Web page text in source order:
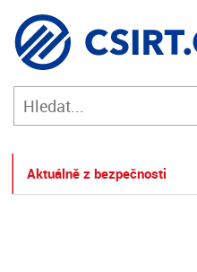
Aktuálně z bezpečnosti